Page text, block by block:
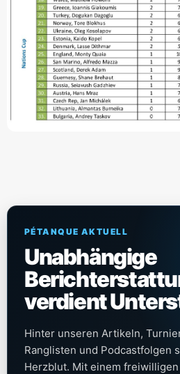
PÉTANQUE AKTUELL
Unabhängige
verdient
Hinter unseren Artikeln,
Ranglisten und Podcastfolgen
Herzblut. Mit einem